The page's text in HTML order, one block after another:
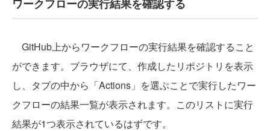
ワークフローの実行結果を確認する
GitHub上からワークフローの実行結果を確認すること
ができます。ブラウザにて、作成したリポジトリを表示
し、タブの中から「Actions」を選ぶことで実行したワー
クフローの結果一覧が表示されます。このリストに実行
結果が1つ表示されているはずです。